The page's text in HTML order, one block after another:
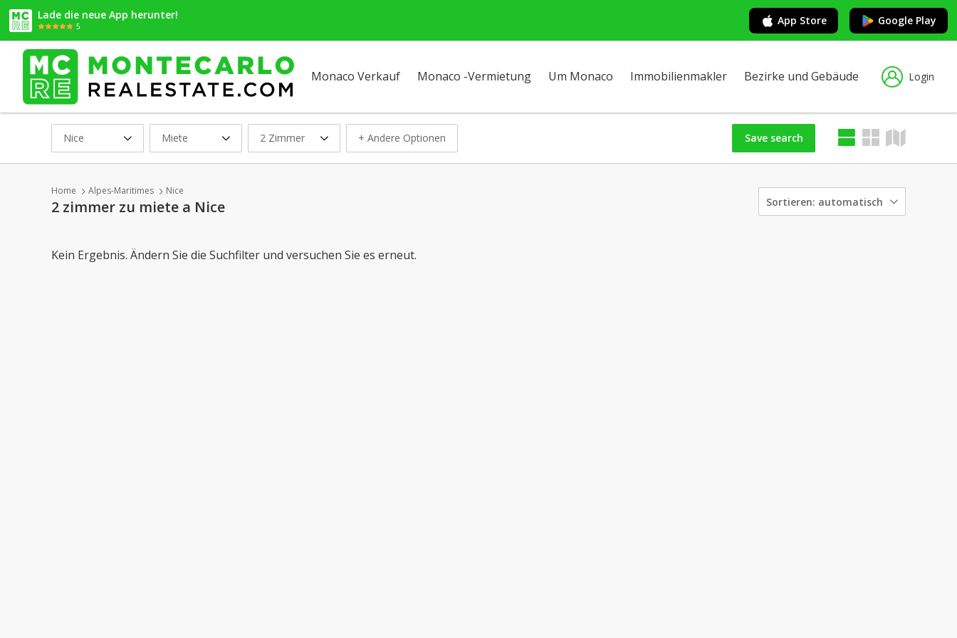
Lade die neue App herunter!
5 App Store Google Play
Monaco Verkauf Monaco -Vermietung Um Monaco Immobilienmakler Bezirke und Gebäude Login
Nice Miete 2 Zimmer + Andere Optionen
Sortieren: automatisch
Save search
Home Alpes-Maritimes Nice
2 zimmer zu miete a Nice
Kein Ergebnis. Ändern Sie die Suchfilter und versuchen Sie es erneut.